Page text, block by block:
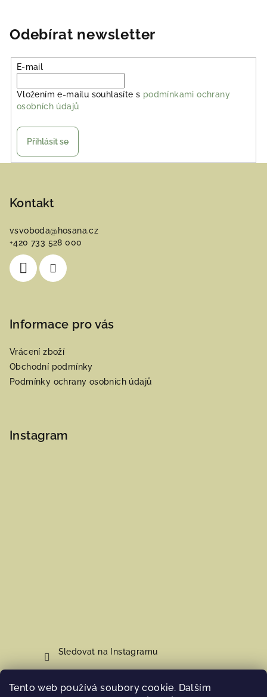
Tento web používá soubory cookie. Dalším
Odebírat newsletter
E-mail
Vložením e-mailu souhlasíte s podmínkami ochrany
osobních údajů
Přihlásit se
Kontakt
vsvoboda@ hosana.cz
+420 733 528 000
Informace pro vás
Vrácení zboží
Obchodní podmínky
Podmínky ochrany osobních údajů
Instagram
Sledovat na Instagramu